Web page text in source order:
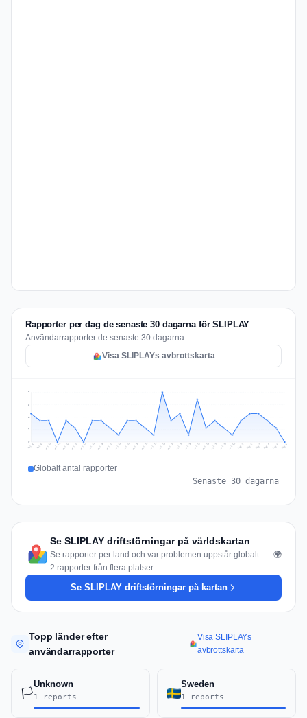
Rapporter per dag de senaste 30 dagarna för SLIPLAY
Användarrapporter de senaste 30 dagarna
Visa SLIPLAYs avbrottskarta
2
4
5
7
Jul 8 Jul 9 Jul 10 Jul 11 Jul 12 Jul 13 Jul 14 Jul 15 Jul 16 Jul 17 Jul 18 Jul 19 Jul 20 Jul 21 Jul 22 Jul 23 Jul 24 Jul 25 Jul 26 Jul 27 Jul 28 Jul 29 Jul 30 Jul 31 Aug 1 Aug 2 Aug 3 Aug 4 Aug 5 Aug 6
Globalt antal rapporter
Senaste 30 dagarna
Se SLIPLAY driftstörningar på världskartan
Se rapporter per land och var problemen uppstår globalt. — 🌍
2 rapporter från flera platser
Se SLIPLAY driftstörningar på kartan
Topp länder efter
användarrapporter
Visa SLIPLAYs
avbrottskarta
🏳️
Unknown
1 reports
Sweden
1 reports